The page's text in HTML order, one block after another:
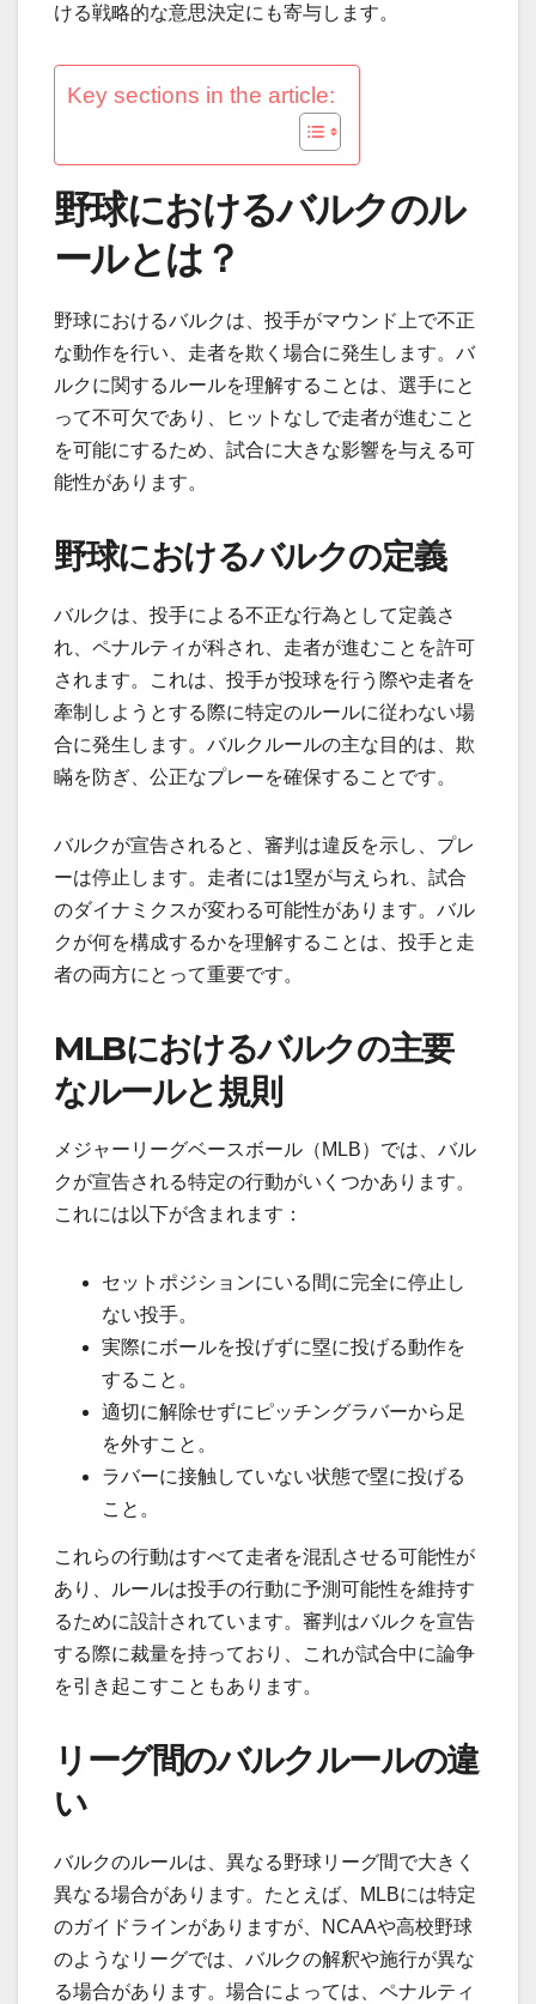
ける戦略的な意思決定にも寄与します。
Key sections in the article:
野球におけるバルクのル
ールとは？
野球におけるバルクは、投手がマウンド上で不正
な動作を行い、走者を欺く場合に発生します。バ
ルクに関するルールを理解することは、選手にと
って不可欠であり、ヒットなしで走者が進むこと
を可能にするため、試合に大きな影響を与える可
能性があります。
野球におけるバルクの定義
バルクは、投手による不正な行為として定義さ
れ、ペナルティが科され、走者が進むことを許可
されます。これは、投手が投球を行う際や走者を
牽制しようとする際に特定のルールに従わない場
合に発生します。バルクルールの主な目的は、欺
瞞を防ぎ、公正なプレーを確保することです。
バルクが宣告されると、審判は違反を示し、プレ
ーは停止します。走者には1塁が与えられ、試合
のダイナミクスが変わる可能性があります。バル
クが何を構成するかを理解することは、投手と走
者の両方にとって重要です。
MLBにおけるバルクの主要
なルールと規則
メジャーリーグベースボール（MLB）では、バル
クが宣告される特定の行動がいくつかあります。
これには以下が含まれます：
セットポジションにいる間に完全に停止し
ない投手。
実際にボールを投げずに塁に投げる動作を
すること。
適切に解除せずにピッチングラバーから足
を外すこと。
ラバーに接触していない状態で塁に投げる
こと。
これらの行動はすべて走者を混乱させる可能性が
あり、ルールは投手の行動に予測可能性を維持す
るために設計されています。審判はバルクを宣告
する際に裁量を持っており、これが試合中に論争
を引き起こすこともあります。
リーグ間のバルクルールの違
い
バルクのルールは、異なる野球リーグ間で大きく
異なる場合があります。たとえば、MLBには特定
のガイドラインがありますが、NCAAや高校野球
のようなリーグでは、バルクの解釈や施行が異な
る場合があります。場合によっては、ペナルティ